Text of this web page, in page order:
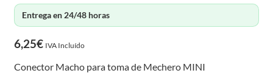
Entrega en 24/48 horas
6,25€ IVA Incluído
Conector Macho para toma de Mechero MINI